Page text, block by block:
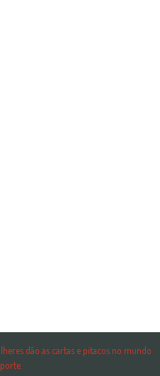
dão as cartas e pitacos no mundo